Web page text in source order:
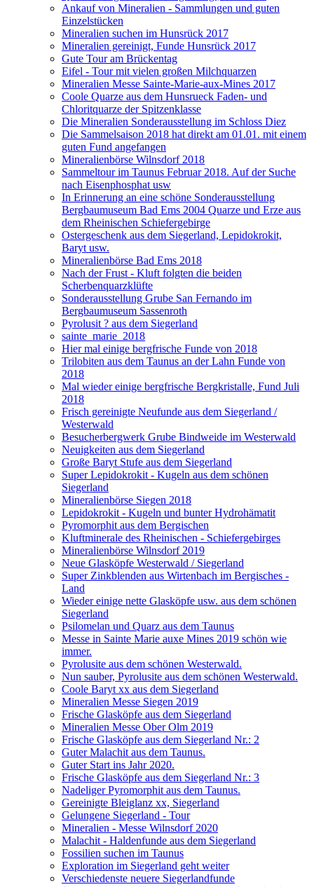
Ankauf von Mineralien - Sammlungen und guten
Einzelstücken
Mineralien suchen im Hunsrück 2017
Mineralien gereinigt, Funde Hunsrück 2017
Gute Tour am Brückentag
Eifel - Tour mit vielen großen Milchquarzen
Mineralien Messe Sainte-Marie-aux-Mines 2017
Coole Quarze aus dem Hunsrueck Faden- und
Chloritquarze der Spitzenklasse
Die Mineralien Sonderausstellung im Schloss Diez
Die Sammelsaison 2018 hat direkt am 01.01. mit einem
guten Fund angefangen
Mineralienbörse Wilnsdorf 2018
Sammeltour im Taunus Februar 2018. Auf der Suche
nach Eisenphosphat usw
In Erinnerung an eine schöne Sonderausstellung
Bergbaumuseum Bad Ems 2004 Quarze und Erze aus
dem Rheinischen Schiefergebirge
Ostergeschenk aus dem Siegerland, Lepidokrokit,
Baryt usw.
Mineralienbörse Bad Ems 2018
Nach der Frust - Kluft folgten die beiden
Scherbenquarzklüfte
Sonderausstellung Grube San Fernando im
Bergbaumuseum Sassenroth
Pyrolusit ? aus dem Siegerland
sainte_marie_2018
Hier mal einige bergfrische Funde von 2018
Trilobiten aus dem Taunus an der Lahn Funde von
2018
Mal wieder einige bergfrische Bergkristalle, Fund Juli
2018
Frisch gereinigte Neufunde aus dem Siegerland /
Westerwald
Besucherbergwerk Grube Bindweide im Westerwald
Neuigkeiten aus dem Siegerland
Große Baryt Stufe aus dem Siegerland
Super Lepidokrokit - Kugeln aus dem schönen
Siegerland
Mineralienbörse Siegen 2018
Lepidokrokit - Kugeln und bunter Hydrohämatit
Pyromorphit aus dem Bergischen
Kluftminerale des Rheinischen - Schiefergebirges
Mineralienbörse Wilnsdorf 2019
Neue Glasköpfe Westerwald / Siegerland
Super Zinkblenden aus Wirtenbach im Bergisches -
Land
Wieder einige nette Glasköpfe usw. aus dem schönen
Siegerland
Psilomelan und Quarz aus dem Taunus
Messe in Sainte Marie auxe Mines 2019 schön wie
immer.
Pyrolusite aus dem schönen Westerwald.
Nun sauber, Pyrolusite aus dem schönen Westerwald.
Coole Baryt xx aus dem Siegerland
Mineralien Messe Siegen 2019
Frische Glasköpfe aus dem Siegerland
Mineralien Messe Ober Olm 2019
Frische Glasköpfe aus dem Siegerland Nr.: 2
Guter Malachit aus dem Taunus.
Guter Start ins Jahr 2020.
Frische Glasköpfe aus dem Siegerland Nr.: 3
Nadeliger Pyromorphit aus dem Taunus.
Gereinigte Bleiglanz xx, Siegerland
Gelungene Siegerland - Tour
Mineralien - Messe Wilnsdorf 2020
Malachit - Haldenfunde aus dem Siegerland
Fossilien suchen im Taunus
Exploration im Siegerland geht weiter
Verschiedenste neuere Siegerlandfunde